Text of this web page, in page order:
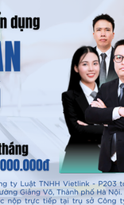
Thừa kế
Trọng tài
thi hành án